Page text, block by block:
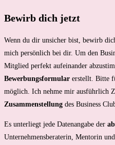
Bewirb dich jetzt
Wenn du dir unsicher bist, bewirb
mich persönlich bei dir. Um den
Mitglied perfekt aufeinander
Bewerbungsformular erstellt. Bitte
möglich. Ich nehme mir ausführlich
Zusammenstellung des Business
Es unterliegt jede Datenangabe der
Unternehmensberaterin, Mentorin